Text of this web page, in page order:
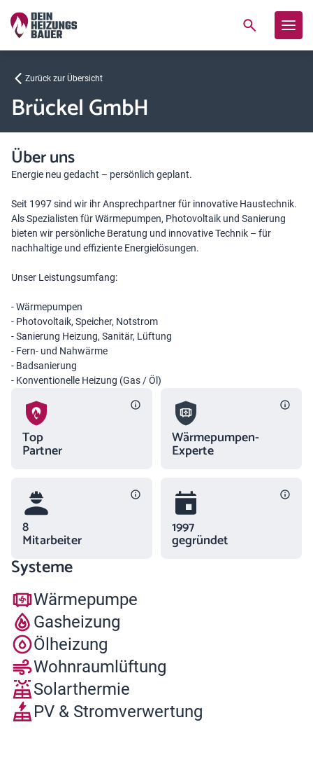
Zurück zur Übersicht
Brückel GmbH
Über uns
Energie neu gedacht – persönlich geplant.
Seit 1997 sind wir ihr Ansprechpartner für innovative Haustechnik.
Als Spezialisten für Wärmepumpen, Photovoltaik und Sanierung
bieten wir persönliche Beratung und innovative Technik – für
nachhaltige und effiziente Energielösungen.
Unser Leistungsumfang:
- Wärmepumpen
- Photovoltaik, Speicher, Notstrom
- Sanierung Heizung, Sanitär, Lüftung
- Fern- und Nahwärme
- Badsanierung
- Konventionelle Heizung (Gas / Öl)
Top
Partner
Wärmepumpen-
Experte
8
Mitarbeiter
1997
gegründet
Systeme
Wärmepumpe
Gasheizung
Ölheizung
Wohnraumlüftung
Solarthermie
PV & Stromverwertung